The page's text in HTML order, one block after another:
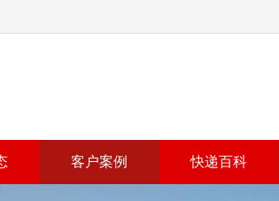
客户案例 快递百科